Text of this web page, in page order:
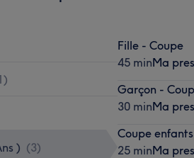
)
) (3)
Fille - Coupe
45 minMa
Garçon -
30 minMa
Coupe
25 minMa